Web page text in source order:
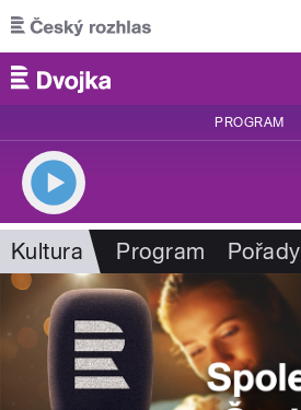
Přejít k hlavnímu obsahu
PROGRAM
Kultura Program Pořady